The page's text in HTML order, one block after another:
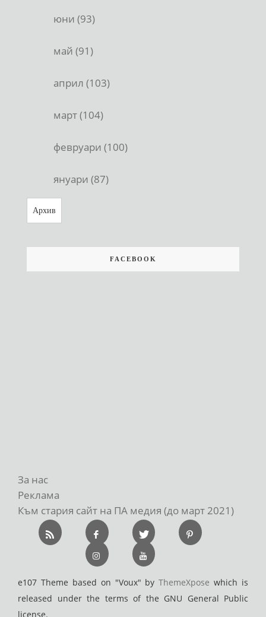
юни (93)
май (91)
април (103)
март (104)
февруари (100)
януари (87)
Архив
FACEBOOK
За нас
Реклама
Към стария сайт на ПА медия (до март 2021)
e107 Theme based on "Voux" byThemeXpose which is
released under the terms of the GNU General Public
license.